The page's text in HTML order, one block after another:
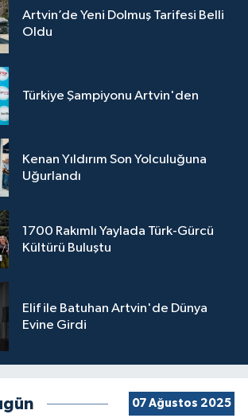
Artvin’de Yeni Dolmuş Tarifesi Belli
Oldu
Türkiye Şampiyonu Artvin'den
Kenan Yıldırım Son Yolculuğuna
Uğurlandı
1700 Rakımlı Yaylada Türk-Gürcü
Kültürü Buluştu
Elif ile Batuhan Artvin'de Dünya
Evine Girdi
07 Ağustos 2025